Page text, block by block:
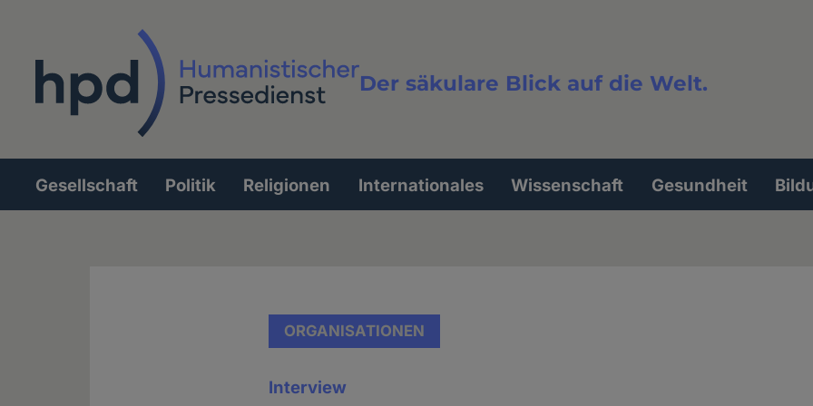
Der säkulare Blick auf die Welt.
Volltextsuche
Hauptnavigation
Gesellschaft Politik Religionen Internationales Wissenschaft Gesundheit
ORGANISATIONEN
Interview